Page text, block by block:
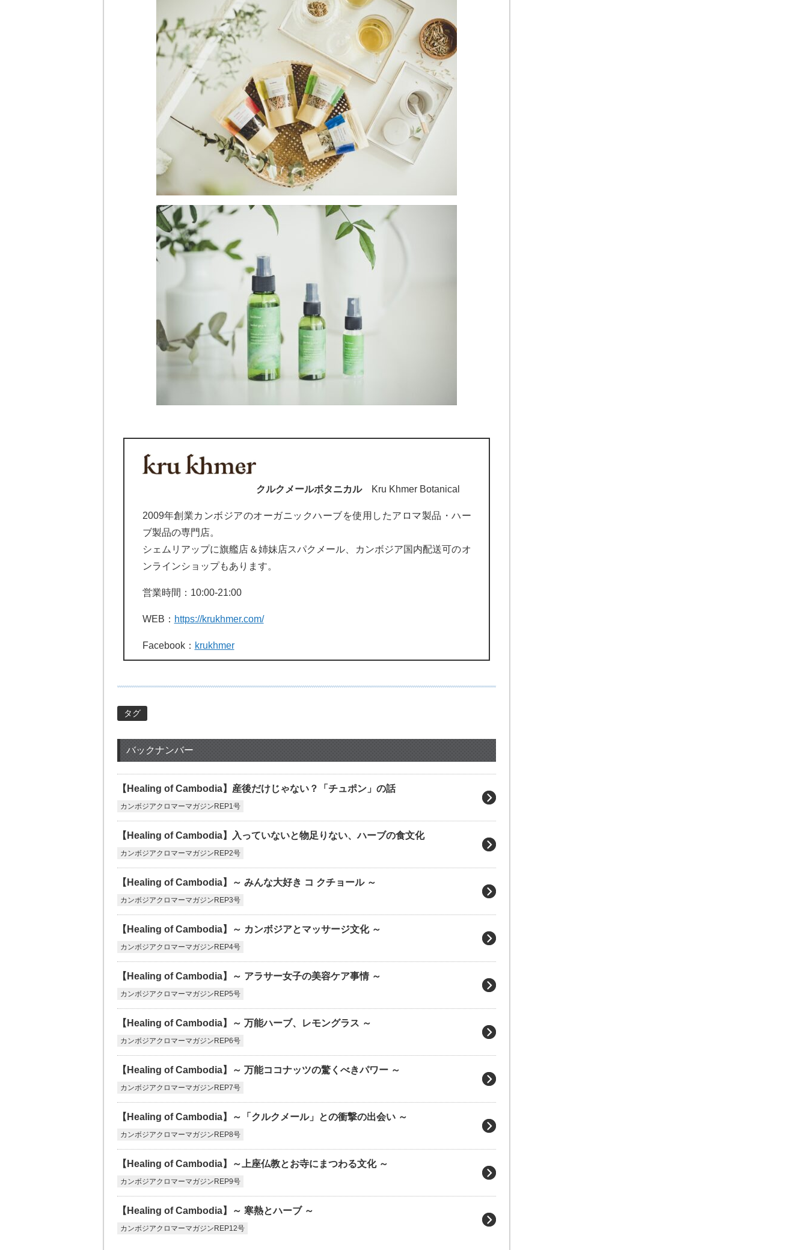
クルクメールボタニカル Kru Khmer Botanical
2009年創業カンボジアのオーガニックハーブを使用したアロマ製品・ハー
ブ製品の専門店。
シェムリアップに旗艦店＆姉妹店スパクメール、カンボジア国内配送可のオ
ンラインショップもあります。
営業時間：10:00-21:00
WEB： https://krukhmer.com/
Facebook： krukhmer
タグ
バックナンバー
【Healing of Cambodia】産後だけじゃない？「チュポン」の話
カンボジアクロマーマガジンREP1号
【Healing of Cambodia】入っていないと物足りない、ハーブの食文化
カンボジアクロマーマガジンREP2号
【Healing of Cambodia】～ みんな大好き コ クチョール ～
カンボジアクロマーマガジンREP3号
【Healing of Cambodia】～ カンボジアとマッサージ文化 ～
カンボジアクロマーマガジンREP4号
【Healing of Cambodia】～ アラサー女子の美容ケア事情 ～
カンボジアクロマーマガジンREP5号
【Healing of Cambodia】～ 万能ハーブ、レモングラス ～
カンボジアクロマーマガジンREP6号
【Healing of Cambodia】～ 万能ココナッツの驚くべきパワー ～
カンボジアクロマーマガジンREP7号
【Healing of Cambodia】～「クルクメール」との衝撃の出会い ～
カンボジアクロマーマガジンREP8号
【Healing of Cambodia】～上座仏教とお寺にまつわる文化 ～
カンボジアクロマーマガジンREP9号
【Healing of Cambodia】～ 寒熱とハーブ ～
カンボジアクロマーマガジンREP12号